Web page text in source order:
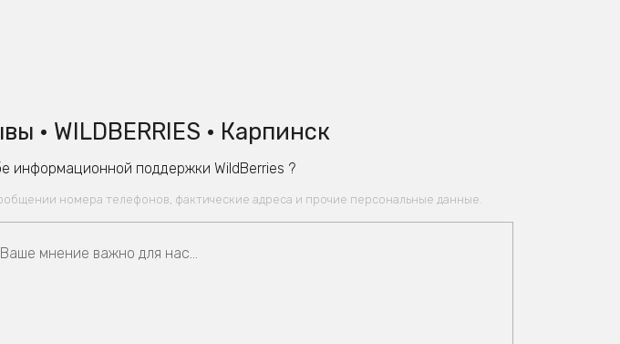
• WILDBERRIES • Карпинск
информационной поддержки WildBerries ?
номера телефонов, фактические адреса и прочие персональные данные.